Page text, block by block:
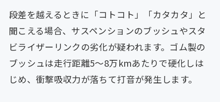
段差を越えるときに「コトコト」「カタカタ」と
聞こえる場合、サスペンションのブッシュやスタ
ビライザーリンクの劣化が疑われます。ゴム製の
ブッシュは走行距離5〜8万kmあたりで硬化しは
じめ、衝撃吸収力が落ちて打音が発生します。